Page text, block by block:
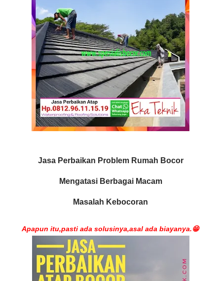
Jasa Perbaikan Problem Rumah Bocor
Mengatasi Berbagai Macam
Masalah Kebocoran
Apapun itu,pasti ada solusinya,asal ada biayanya.😁